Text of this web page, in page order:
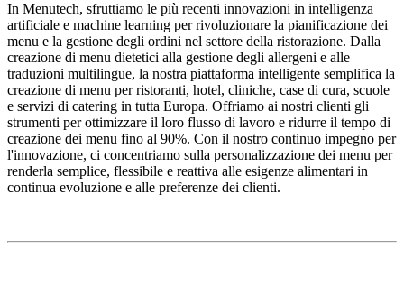
In Menutech, sfruttiamo le più recenti innovazioni in intelligenza
artificiale e machine learning per rivoluzionare la pianificazione dei
menu e la gestione degli ordini nel settore della ristorazione. Dalla
creazione di menu dietetici alla gestione degli allergeni e alle
traduzioni multilingue, la nostra piattaforma intelligente semplifica la
creazione di menu per ristoranti, hotel, cliniche, case di cura, scuole
e servizi di catering in tutta Europa. Offriamo ai nostri clienti gli
strumenti per ottimizzare il loro flusso di lavoro e ridurre il tempo di
creazione dei menu fino al 90%. Con il nostro continuo impegno per
l'innovazione, ci concentriamo sulla personalizzazione dei menu per
renderla semplice, flessibile e reattiva alle esigenze alimentari in
continua evoluzione e alle preferenze dei clienti.